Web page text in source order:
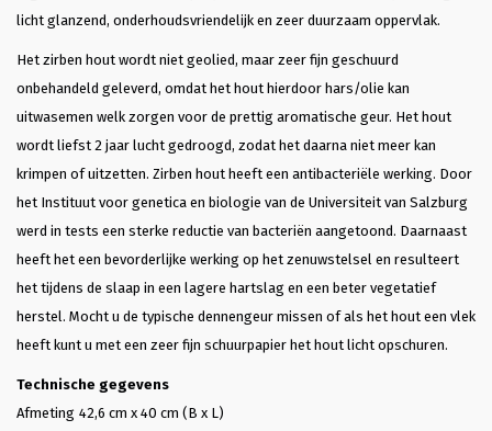
licht glanzend, onderhoudsvriendelijk en zeer duurzaam oppervlak.
Het zirben hout wordt niet geolied, maar zeer fijn geschuurd
onbehandeld geleverd, omdat het hout hierdoor hars/olie kan
uitwasemen welk zorgen voor de prettig aromatische geur. Het hout
wordt liefst 2 jaar lucht gedroogd, zodat het daarna niet meer kan
krimpen of uitzetten. Zirben hout heeft een antibacteriële werking. Door
het Instituut voor genetica en biologie van de Universiteit van Salzburg
werd in tests een sterke reductie van bacteriën aangetoond. Daarnaast
heeft het een bevorderlijke werking op het zenuwstelsel en resulteert
het tijdens de slaap in een lagere hartslag en een beter vegetatief
herstel. Mocht u de typische dennengeur missen of als het hout een vlek
heeft kunt u met een zeer fijn schuurpapier het hout licht opschuren.
Technische gegevens
Afmeting 42,6 cm x 40 cm (B x L)